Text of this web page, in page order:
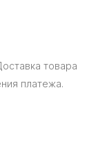
товара
платежа.